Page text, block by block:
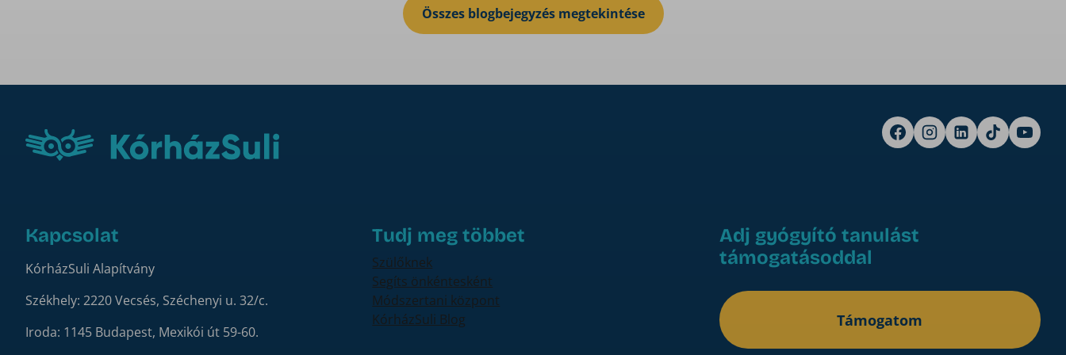
Összes blogbejegyzés megtekintése
Kapcsolat
KórházSuli Alapítvány
Székhely: 2220 Vecsés, Széchenyi u. 32/c.
Iroda: 1145 Budapest, Mexikói út 59-60.
Tudj meg többet
Szülőknek
Segíts önkéntesként
Módszertani központ
KórházSuli Blog
Adj gyógyító tanulást
támogatásoddal
Támogatom